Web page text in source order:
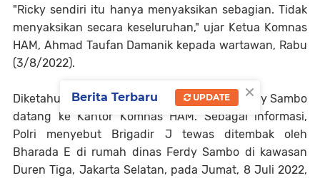
"Ricky sendiri itu hanya menyaksikan sebagian. Tidak
menyaksikan secara keseluruhan," ujar Ketua Komnas
HAM, Ahmad Taufan Damanik kepada wartawan, Rabu
(3/8/2022).
Diketahui, sejumlah ajudan dan ART Irjen Ferdy Sambo
datang ke Kantor Komnas HAM. Sebagai informasi,
Polri menyebut Brigadir J tewas ditembak oleh
Bharada E di rumah dinas Ferdy Sambo di kawasan
Duren Tiga, Jakarta Selatan, pada Jumat, 8 Juli 2022,
×
Berita Terbaru UPDATE